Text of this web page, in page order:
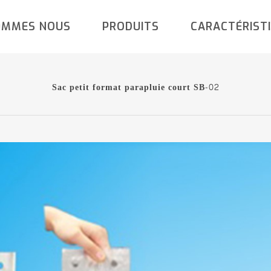
NOUS PRODUITS
Sac petit format parapluie court SB-02